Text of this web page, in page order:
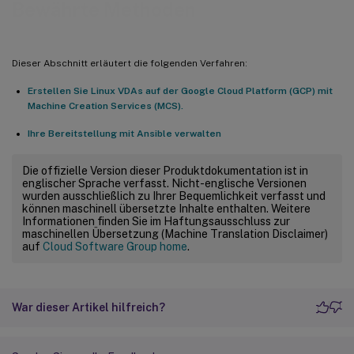
Dieser Abschnitt erläutert die folgenden Verfahren:
Erstellen Sie Linux VDAs auf der Google Cloud Platform (GCP) mit
Machine Creation Services (MCS).
Ihre Bereitstellung mit Ansible verwalten
Die offizielle Version dieser Produktdokumentation ist in
englischer Sprache verfasst. Nicht-englische Versionen
wurden ausschließlich zu Ihrer Bequemlichkeit verfasst und
können maschinell übersetzte Inhalte enthalten. Weitere
Informationen finden Sie im Haftungsausschluss zur
maschinellen Übersetzung (Machine Translation Disclaimer)
auf Cloud Software Group home.
War dieser Artikel hilfreich?